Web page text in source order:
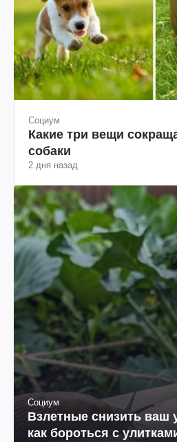
Социум
Какие три вещи
собаки
2 дня назад
Социум
Взлетные снизить ваш
как бороться с